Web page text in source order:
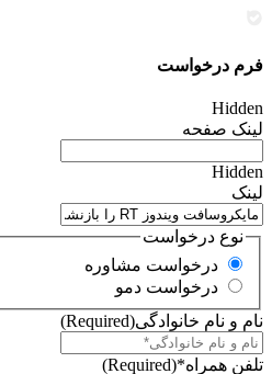
فرم درخواست
Hidden
لینک صفحه
Hidden
لینک
نوع درخواست
درخواست مشاوره
درخواست دمو
نام و نام خانوادگی(Required)
تلفن همراه*(Required)